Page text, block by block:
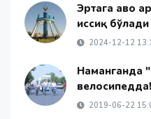
Эртага ҳаво
иссиқ бўлади
2024-12-12
Наманганда
велосипедда!
2019-06-22